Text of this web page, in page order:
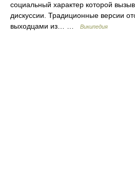
социальный характер которой
дискуссии. Традиционные версии
выходцами из… …
Википедия